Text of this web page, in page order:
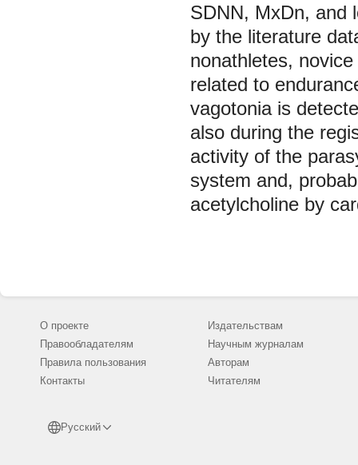
SDNN, MxDn, and
by the literature
nonathletes,
related to
vagotonia is
also during the
activity of the
system and,
acetylcholine by
О проекте
Правообладателям
Правила пользования
Контакты
Русский
Издательствам
Научным журналам
Авторам
Читателям